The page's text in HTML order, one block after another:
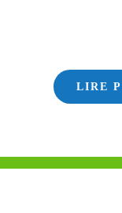
LIRE